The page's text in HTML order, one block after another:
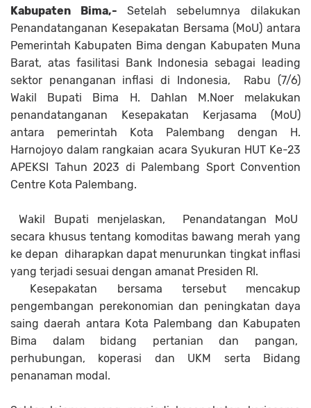
Kabupaten Bima,- Setelah sebelumnya dilakukan
Penandatanganan Kesepakatan Bersama (MoU) antara
Pemerintah Kabupaten Bima dengan Kabupaten Muna
Barat, atas fasilitasi Bank Indonesia sebagai leading
sektor penanganan inflasi di Indonesia, Rabu (7/6)
Wakil Bupati Bima H. Dahlan M.Noer melakukan
penandatanganan Kesepakatan Kerjasama (MoU)
antara pemerintah Kota Palembang dengan H.
Harnojoyo dalam rangkaian acara Syukuran HUT Ke-23
APEKSI Tahun 2023 di Palembang Sport Convention
Centre Kota Palembang.
Wakil Bupati menjelaskan, Penandatangan MoU
secara khusus tentang komoditas bawang merah yang
ke depan diharapkan dapat menurunkan tingkat inflasi
yang terjadi sesuai dengan amanat Presiden RI.
Kesepakatan bersama tersebut mencakup
pengembangan perekonomian dan peningkatan daya
saing daerah antara Kota Palembang dan Kabupaten
Bima dalam bidang pertanian dan pangan,
perhubungan, koperasi dan UKM serta Bidang
penanaman modal.